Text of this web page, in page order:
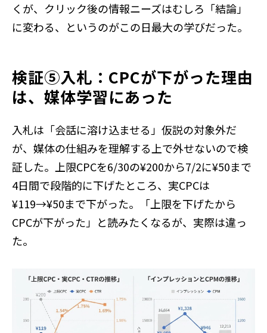
くが、クリック後の情報ニーズはむしろ「結論」
に変わる、というのがこの日最大の学びだった。
検証⑤入札：CPCが下がった理由
は、媒体学習にあった
入札は「会話に溶け込ませる」仮説の対象外だ
が、媒体の仕組みを理解する上で外せないので検
証した。上限CPCを6/30の¥200から7/2に¥50まで
4日間で段階的に下げたところ、実CPCは
¥119→¥50まで下がった。「上限を下げたから
CPCが下がった」と読みたくなるが、実際は違っ
た。